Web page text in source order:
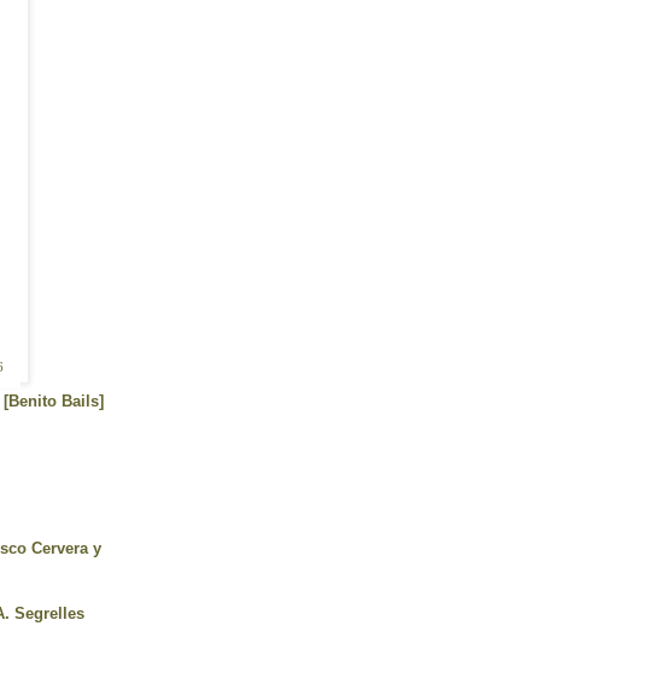
Bails]
Cervera y
Segrelles